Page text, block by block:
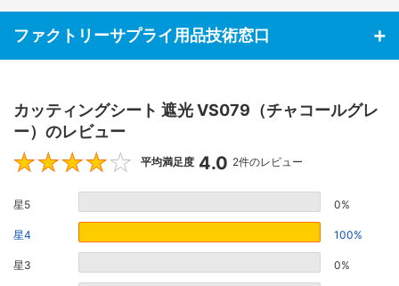
ファクトリーサプライ用品技術窓口
カッティングシート 遮光 VS079（チャコールグレ
ー）のレビュー
4
平均満足度 4.0 2件のレビュー
星5 0%
星4 100%
星3 0%